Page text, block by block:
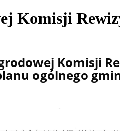
Komisji
Komisji
ogólnego